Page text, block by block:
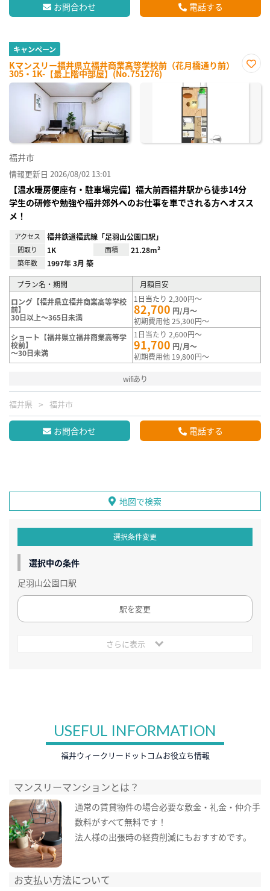
お問合わせ 電話する
キャンペーン
Kマンスリー福井県立福井商業高等学校前（花月橋通り前）
305・1K-【最上階中部屋】(No.751276)
に入
福井市
情報更新日 2026/08/02 13:01
【温水暖房便座有・駐車場完備】福大前西福井駅から徒歩14分
学生の研修や勉強や福井郊外へのお仕事を車でされる方へオスス
メ！
アクセス 福井鉄道福武線「足羽山公園口駅」
間取り 1K 面積 21.28m²
築年数 1997年 3月 築
プラン名・期間
月額目安
ロング【福井県立福井商業高等学校
前】
30日以上～365日未満
1日当たり 2,300円～
82,700 円/月～
初期費用他 25,300円～
ショート【福井県立福井商業高等学
校前】
～30日未満
1日当たり 2,600円～
91,700 円/月～
初期費用他 19,800円～
wifiあり
福井県 福井市
お問合わせ 電話する
地図で検索
選択条件変更
選択中の条件
足羽山公園口駅
駅を変更
さらに表示
USEFUL INFORMATION
福井ウィークリードットコムお役立ち情報
マンスリーマンションとは？
通常の賃貸物件の場合必要な敷金・礼金・仲介手
数料がすべて無料です！
法人様の出張時の経費削減にもおすすめです。
お支払い方法について